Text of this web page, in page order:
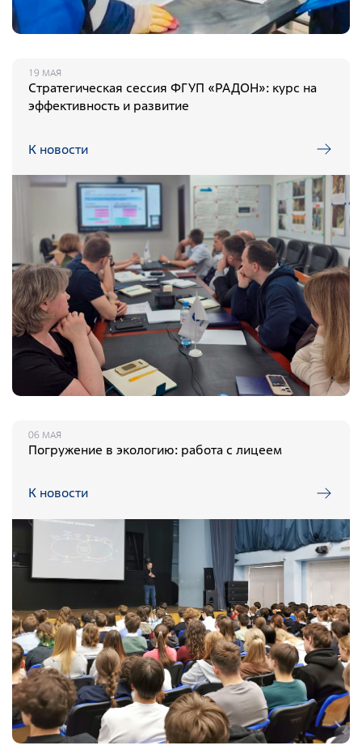
19 МАЯ
Стратегическая сессия ФГУП «РАДОН»: курс на
эффективность и развитие
К новости
06 МАЯ
Погружение в экологию: работа с лицеем
К новости